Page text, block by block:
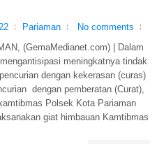
Pariaman
No comments
(GemaMedianet.com) | Dalam
meningkatnya tindak
dengan kekerasan (curas)
dengan pemberatan (Curat),
Polsek Kota Pariaman
giat himbauan Kamtibmas